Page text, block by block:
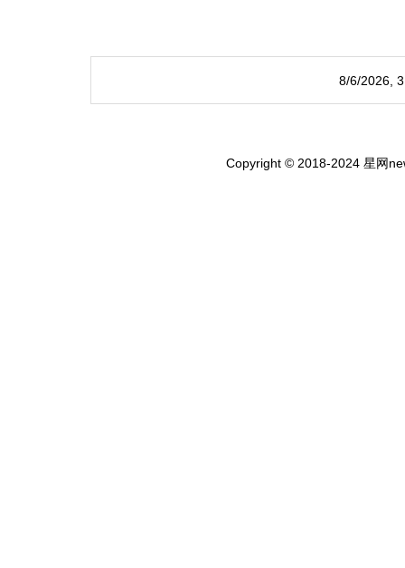
8/6/2026,
Copyright © 2018-2024 星网